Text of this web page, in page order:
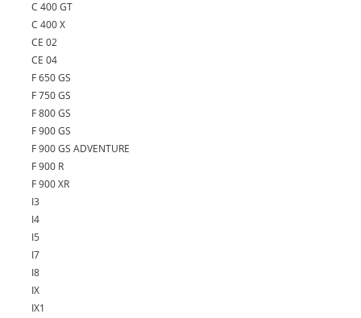
C 400 GT
C 400 X
CE 02
CE 04
F 650 GS
F 750 GS
F 800 GS
F 900 GS
F 900 GS ADVENTURE
F 900 R
F 900 XR
I3
I4
I5
I7
I8
IX
IX1